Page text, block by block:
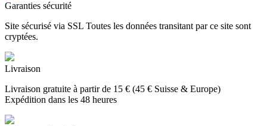
Garanties sécurité
Site sécurisé via SSL Toutes les données transitant par ce site sont
cryptées.
Livraison
Livraison gratuite à partir de 15 € (45 € Suisse & Europe)
Expédition dans les 48 heures